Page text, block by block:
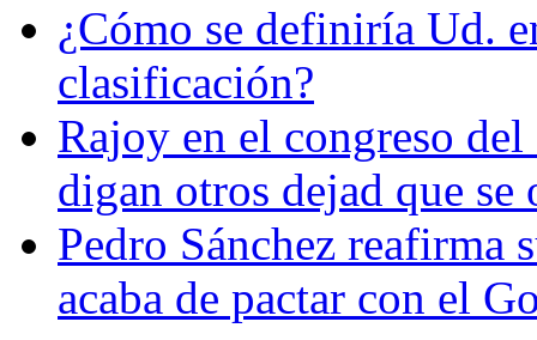
¿Cómo se definiría Ud.
clasificación?
Rajoy en el congreso
digan otros dejad que
Pedro Sánchez reafirma
acaba de pactar con el